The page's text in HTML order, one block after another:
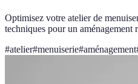
Optimisez votre atelier de
techniques pour un aménagement
#atelier#menuiserie#aménagement